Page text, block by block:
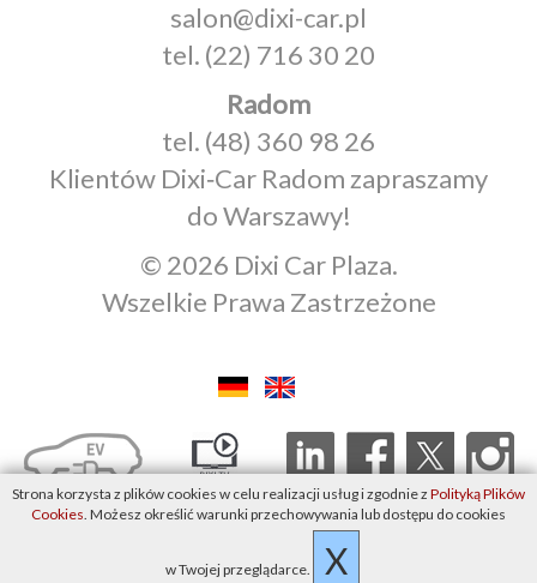
salon@dixi-car.pl
tel. (22) 716 30 20
Radom
tel. (48) 360 98 26
Klientów Dixi‑Car Radom zapraszamy
do Warszawy!
© 2026 Dixi Car Plaza.
Wszelkie Prawa Zastrzeżone
Strona korzysta z plików cookies w celu realizacji usług i zgodnie z Polityką Plików
Cookies. Możesz określić warunki przechowywania lub dostępu do cookies
w Twojej przeglądarce. X